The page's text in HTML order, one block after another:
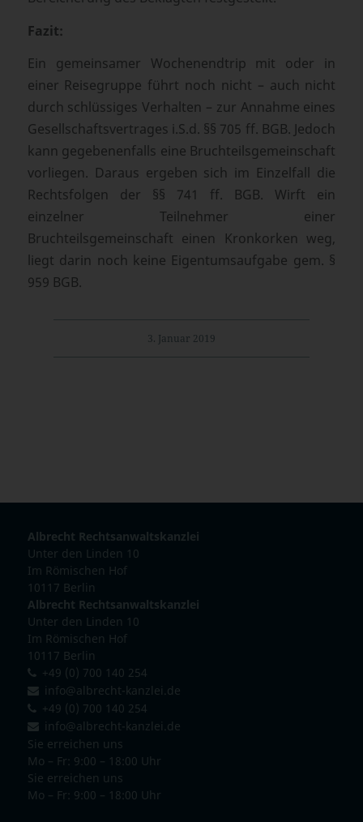
Fazit:
Ein gemeinsamer Wochenendtrip mit oder in
einer Reisegruppe führt noch nicht – auch nicht
durch schlüssiges Verhalten – zur Annahme eines
Gesellschaftsvertrages i.S.d. §§ 705 ff. BGB. Jedoch
kann gegebenenfalls eine Bruchteilsgemeinschaft
vorliegen. Daraus ergeben sich im Einzelfall die
Rechtsfolgen der §§ 741 ff. BGB. Wirft ein
einzelner Teilnehmer einer
Bruchteilsgemeinschaft einen Kronkorken weg,
liegt darin noch keine Eigentumsaufgabe gem. §
959 BGB.
3. Januar 2019
Albrecht Rechtsanwaltskanzlei
Unter den Linden 10
Im Römischen Hof
10117 Berlin
Albrecht Rechtsanwaltskanzlei
Unter den Linden 10
Im Römischen Hof
10117 Berlin
+49 (0) 700 140 254
info@albrecht-kanzlei.de
+49 (0) 700 140 254
info@albrecht-kanzlei.de
Sie erreichen uns
Mo – Fr: 9:00 – 18:00 Uhr
Sie erreichen uns
Mo – Fr: 9:00 – 18:00 Uhr